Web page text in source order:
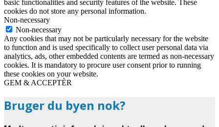
basic functionalities and security features of the website. These
cookies do not store any personal information.
Non-necessary
Non-necessary
Any cookies that may not be particularly necessary for the website
to function and is used specifically to collect user personal data via
analytics, ads, other embedded contents are termed as non-necessary
cookies. It is mandatory to procure user consent prior to running
these cookies on your website.
GEM & ACCEPTÈR
Bruger du byen nok?